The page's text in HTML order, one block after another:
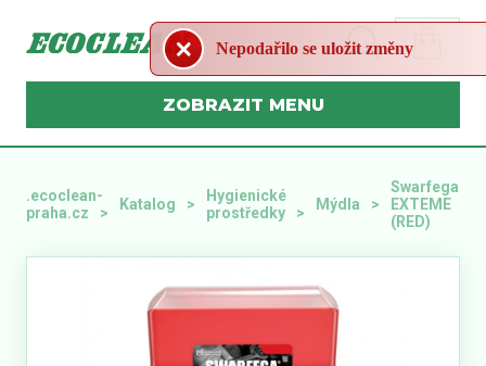
MENU
.ecoclean-
praha.cz
Katalog
Hygienické
prostředky
Mýdla
Swarfega
EXTEME
(RED)
Nepodařilo se uložit změny